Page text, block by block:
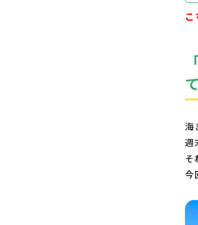
海
週
そ
今